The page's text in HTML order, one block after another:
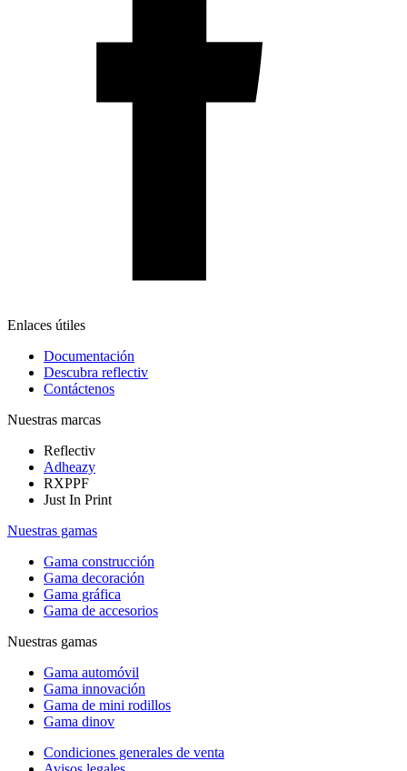
Enlaces útiles
Documentación
Descubra reflectiv
Contáctenos
Nuestras marcas
Reflectiv
Adheazy
RXPPF
Just In Print
Nuestras gamas
Gama construcción
Gama decoración
Gama gráfica
Gama de accesorios
Nuestras gamas
Gama automóvil
Gama innovación
Gama de mini rodillos
Gama dinov
Condiciones generales de venta